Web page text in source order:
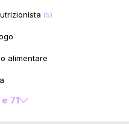
(5)
alimentare
71